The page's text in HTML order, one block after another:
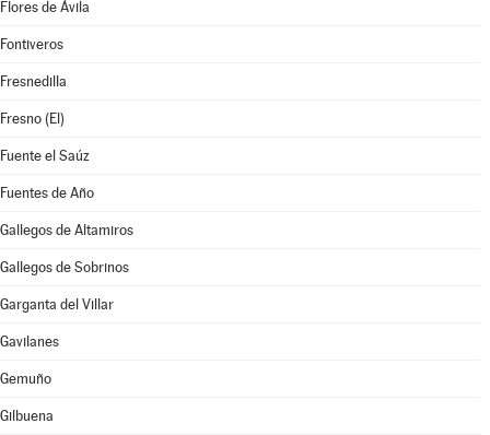
Flores de Ávila
Fontiveros
Fresnedilla
Fresno (El)
Fuente el Saúz
Fuentes de Año
Gallegos de Altamiros
Gallegos de Sobrinos
Garganta del Villar
Gavilanes
Gemuño
Gilbuena